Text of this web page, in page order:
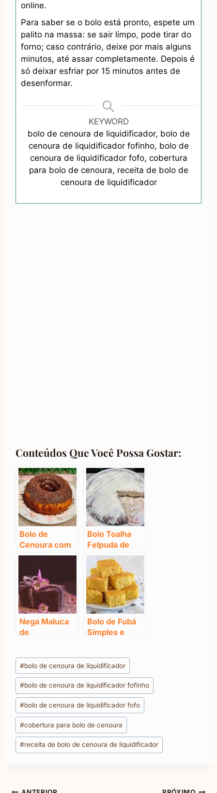
online.
Para saber se o bolo está pronto, espete um
palito na massa: se sair limpo, pode tirar do
forno; caso contrário, deixe por mais alguns
minutos, até assar completamente. Depois é
só deixar esfriar por 15 minutos antes de
desenformar.
KEYWORD
bolo de cenoura de liquidificador, bolo de
cenoura de liquidificador fofinho, bolo de
cenoura de liquidificador fofo, cobertura
para bolo de cenoura, receita de bolo de
cenoura de liquidificador
Conteúdos Que Você Possa Gostar:
Bolo de
Cenoura com
Brigadeirão
Bolo Toalha
Felpuda de
Liquidificador
(Apaixonante)
Nega Maluca
de
fácil
Bolo de Fubá
Simples e
Tags
do
Post:
#bolo de cenoura de liquidificador
#bolo de cenoura de liquidificador fofinho
#bolo de cenoura de liquidificador fofo
#cobertura para bolo de cenoura
#receita de bolo de cenoura de liquidificador